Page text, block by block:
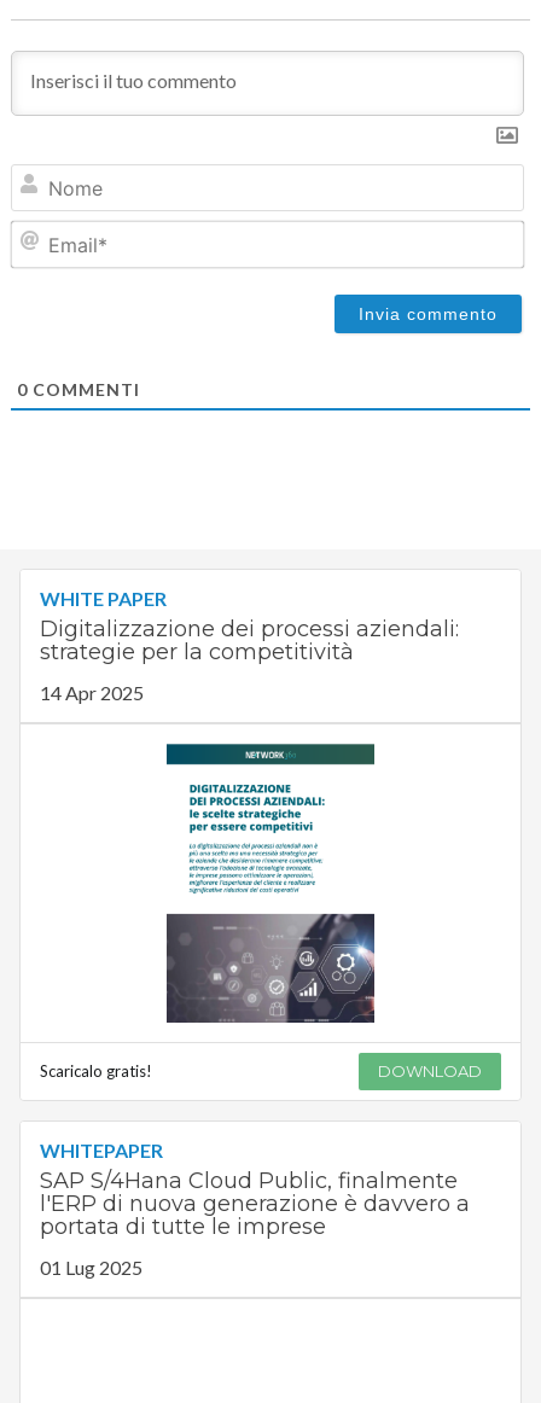
0COMMENTI
WHITE PAPER
Digitalizzazione dei processi aziendali:
strategie per la competitività
14 Apr 2025
Scaricalo gratis! DOWNLOAD
WHITEPAPER
SAP S/4Hana Cloud Public, finalmente
l'ERP di nuova generazione è davvero a
portata di tutte le imprese
01 Lug 2025